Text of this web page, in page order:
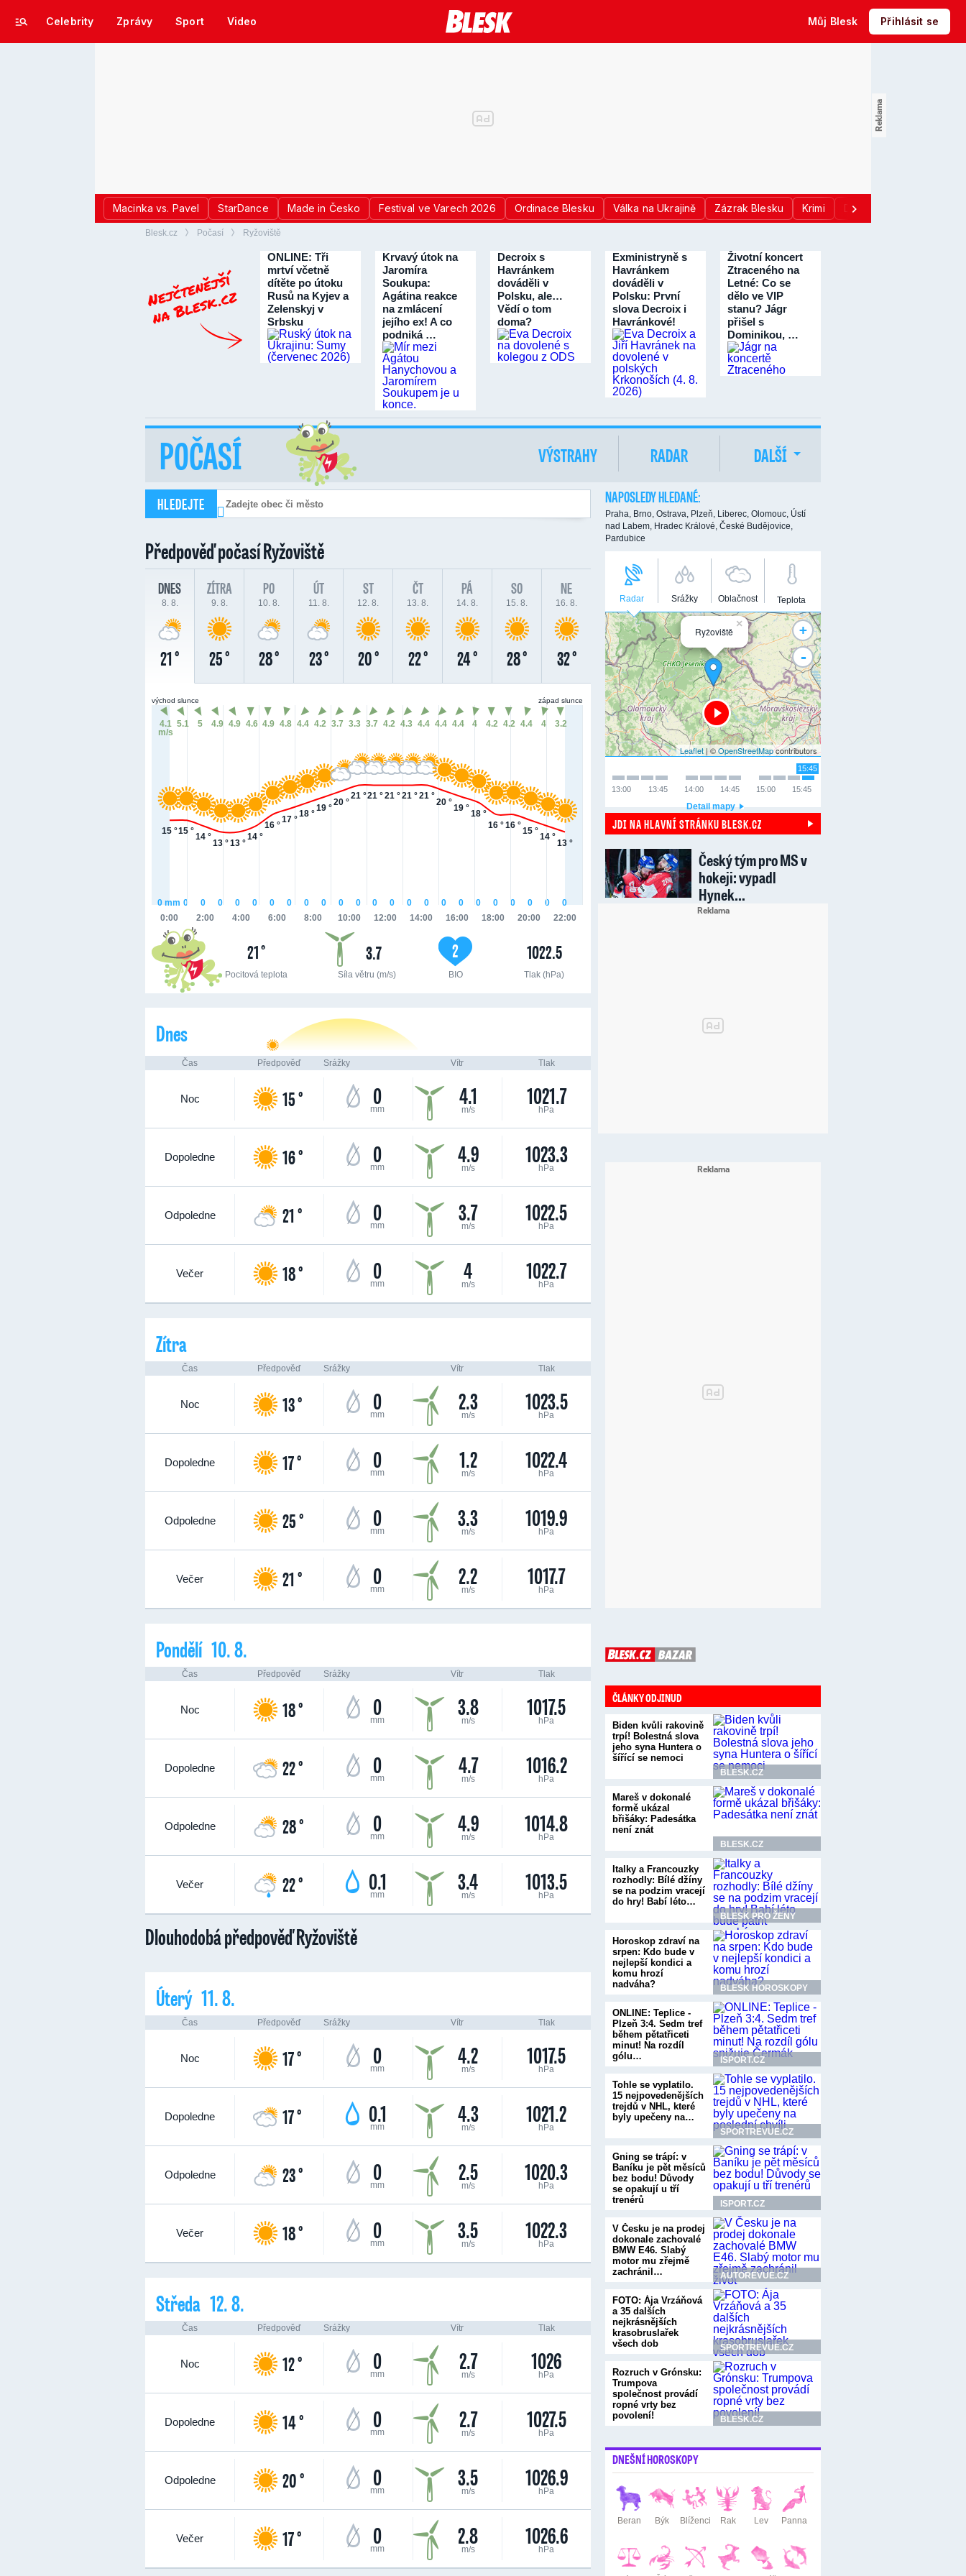
Celebrity Zprávy Sport Video Můj Blesk Přihlásit se
Macinka vs. Pavel StarDance Made in Česko Festival ve Varech 2026 Ordinace Blesku Válka na Ukrajině Zázrak Blesku Krimi Donald Trump
Blesk.cz Počasí Ryžoviště
ONLINE: Tři
mrtví včetně
dítěte po útoku
Rusů na Kyjev a
Zelenskyj v
Srbsku
Krvavý útok na
Jaromíra
Soukupa:
Agátina reakce
na zmlácení
jejího ex! A co
podniká …
Decroix s
Havránkem
dováděli v
Polsku, ale…
Vědí o tom
doma?
Exministryně s
Havránkem
dováděli v
Polsku: První
slova Decroix i
Havránkové!
Životní koncert
Ztraceného na
Letné: Co se
dělo ve VIP
stanu? Jágr
přišel s
Dominikou, …
POČASÍ VÝSTRAHY RADAR DALŠÍ
HLEDEJTE
Předpověď počasíRyžoviště
DNES
8. 8.
21 °
ZÍTRA
9. 8.
25 °
PO
10. 8.
28 °
ÚT
11. 8.
23 °
ST
12. 8.
20 °
ČT
13. 8.
22 °
PÁ
14. 8.
24 °
SO
15. 8.
28 °
NE
16. 8.
32 °
15 °15 °
14 °
13 °13 °
14 °
16 °
17 °
18 °
19 °
20 °
21 °21 °21 °21 °21 °
20 °
19 °
18 °
16 °16 °
15 °
14 °
13 °
0:00 2:00 4:00 6:00 8:00 10:00 12:00 14:00 16:00 18:00 20:00 22:00
východ slunce západ slunce
0 mm 0 0 0 0 0 0 0 0 0 0 0 0 0 0 0 0 0 0 0 0 0 0 0
4.1
m/s
5.1 5 4.9 4.9 4.6 4.9 4.8 4.4 4.2 3.7 3.3 3.7 4.2 4.3 4.4 4.4 4.4 4 4.2 4.2 4.4 4 3.2
21 °
Pocitová teplota
3.7
Síla větru (m/s)
2
BIO
1022.5
Tlak (hPa)
Dnes
Čas Předpověď Srážky Vítr Tlak
Noc 15 ° 0
mm 4.1
m/s 1021.7
hPa
Dopoledne 16 ° 0
mm 4.9
m/s 1023.3
hPa
Odpoledne 21 ° 0
mm 3.7
m/s 1022.5
hPa
Večer 18 ° 0
mm 4
m/s 1022.7
hPa
Zítra
Čas Předpověď Srážky Vítr Tlak
Noc 13 ° 0
mm 2.3
m/s 1023.5
hPa
Dopoledne 17 ° 0
mm 1.2
m/s 1022.4
hPa
Odpoledne 25 ° 0
mm 3.3
m/s 1019.9
hPa
Večer 21 ° 0
mm 2.2
m/s 1017.7
hPa
Pondělí 10. 8.
Čas Předpověď Srážky Vítr Tlak
Noc 18 ° 0
mm 3.8
m/s 1017.5
hPa
Dopoledne 22 ° 0
mm 4.7
m/s 1016.2
hPa
Odpoledne 28 ° 0
mm 4.9
m/s 1014.8
hPa
Večer 22 ° 0.1
mm 3.4
m/s 1013.5
hPa
Dlouhodobá předpověď Ryžoviště
Úterý 11. 8.
Čas Předpověď Srážky Vítr Tlak
Noc 17 ° 0
mm 4.2
m/s 1017.5
hPa
Dopoledne 17 ° 0.1
mm 4.3
m/s 1021.2
hPa
Odpoledne 23 ° 0
mm 2.5
m/s 1020.3
hPa
Večer 18 ° 0
mm 3.5
m/s 1022.3
hPa
Středa 12. 8.
Čas Předpověď Srážky Vítr Tlak
Noc 12 ° 0
mm 2.7
m/s 1026
hPa
Dopoledne 14 ° 0
mm 2.7
m/s 1027.5
hPa
Odpoledne 20 ° 0
mm 3.5
m/s 1026.9
hPa
Večer 17 ° 0
mm 2.8
m/s 1026.6
hPa
NAPOSLEDY HLEDANÉ:
Praha, Brno, Ostrava, Plzeň, Liberec, Olomouc, Ústí
nad Labem, Hradec Králové, České Budějovice,
Pardubice
Radar Srážky Oblačnost Teplota
×
Ryžoviště +
-
Leaflet | ©OpenStreetMapcontributors
15:45
15:45
15:00
14:45
14:00
13:45
13:00
Detail mapy
JDI NA HLAVNÍ STRÁNKU BLESK.CZ
Český tým pro MS v
hokeji: vypadl
Hynek…
ČLÁNKY ODJINUD
Biden kvůli rakovině
trpí! Bolestná slova
jeho syna Huntera o
šířící se nemoci
BLESK.CZ
Mareš v dokonalé
formě ukázal
břišáky: Padesátka
není znát
BLESK.CZ
Italky a Francouzky
rozhodly: Bílé džíny
se na podzim vracejí
do hry! Babí léto…
BLESK PRO ŽENY
Horoskop zdraví na
srpen: Kdo bude v
nejlepší kondici a
komu hrozí
nadváha?
BLESK HOROSKOPY
ONLINE: Teplice -
Plzeň 3:4. Sedm tref
během pětatřiceti
minut! Na rozdíl
gólu…
ISPORT.CZ
Tohle se vyplatilo.
15 nejpovedenějších
trejdů v NHL, které
byly upečeny na…
SPORTREVUE.CZ
Gning se trápí: v
Baníku je pět měsíců
bez bodu! Důvody
se opakují u tří
trenérů
ISPORT.CZ
V Česku je na prodej
dokonale zachovalé
BMW E46. Slabý
motor mu zřejmě
zachránil…
AUTOREVUE.CZ
FOTO: Ája Vrzáňová
a 35 dalších
nejkrásnějších
krasobruslařek
všech dob
SPORTREVUE.CZ
Rozruch v Grónsku:
Trumpova
společnost provádí
ropné vrty bez
povolení!
BLESK.CZ
DNEŠNÍ HOROSKOPY
Beran Býk Blíženci Rak Lev Panna